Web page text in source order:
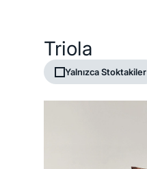
Triola
Yalnızca Stoktakiler